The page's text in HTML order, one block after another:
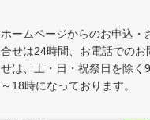
ホームページからのお申込・
合せは24時間、お電話でのお
せは、土・日・祝祭日を除く
～18時になっております。